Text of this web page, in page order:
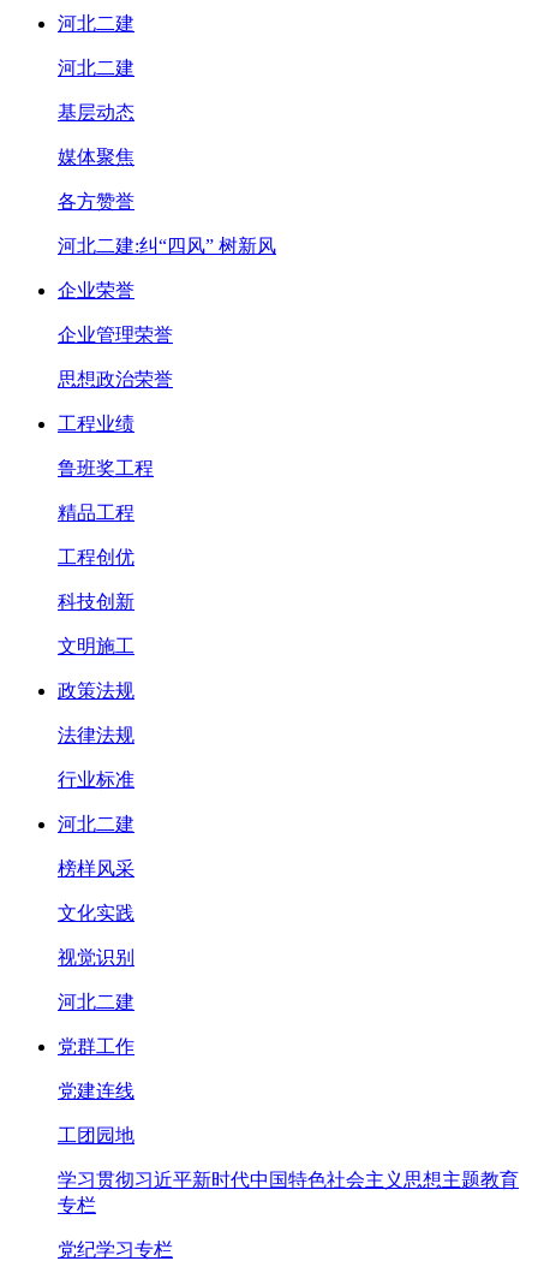
河北二建
河北二建
基层动态
媒体聚焦
各方赞誉
河北二建:纠“四风” 树新风
企业荣誉
企业管理荣誉
思想政治荣誉
工程业绩
鲁班奖工程
精品工程
工程创优
科技创新
文明施工
政策法规
法律法规
行业标准
河北二建
榜样风采
文化实践
视觉识别
河北二建
党群工作
党建连线
工团园地
学习贯彻习近平新时代中国特色社会主义思想主题教育
专栏
党纪学习专栏